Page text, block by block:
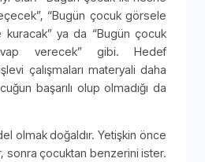
“Bugün çocuk görsele
kuracak” ya da “Bugün çocuk
verecek” gibi. Hedef
çalışmaları materyali daha
başarılı olup olmadığı da
olmak doğaldır. Yetişkin önce
sonra çocuktan benzerini ister.